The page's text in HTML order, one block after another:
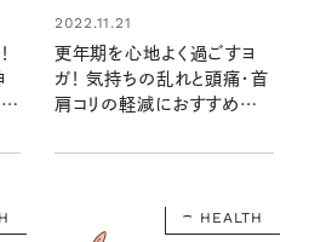
2022.11.21
更年期を心地よく過ごすヨ
ガ！ 気持ちの乱れと頭痛・首
肩コリの軽減におすすめの
添うヨガ⑥】
HEALTH